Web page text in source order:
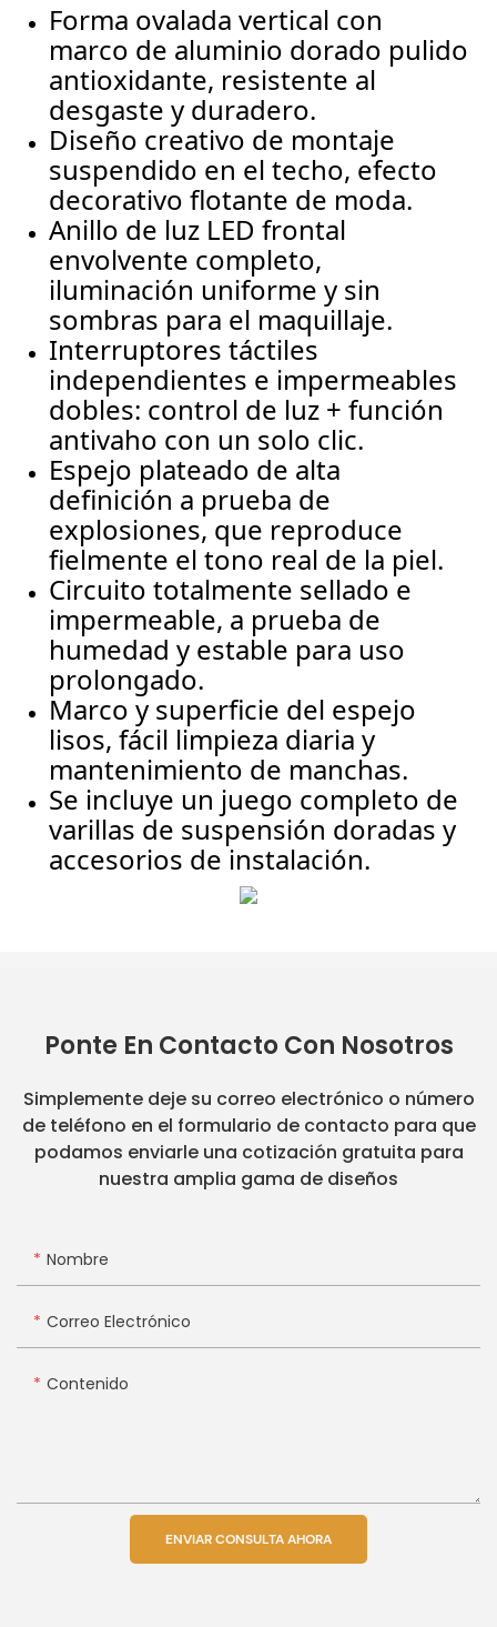
Forma ovalada vertical con
marco de aluminio dorado pulido
antioxidante, resistente al
desgaste y duradero.
Diseño creativo de montaje
suspendido en el techo, efecto
decorativo flotante de moda.
Anillo de luz LED frontal
envolvente completo,
iluminación uniforme y sin
sombras para el maquillaje.
Interruptores táctiles
independientes e impermeables
dobles: control de luz + función
antivaho con un solo clic.
Espejo plateado de alta
definición a prueba de
explosiones, que reproduce
fielmente el tono real de la piel.
Circuito totalmente sellado e
impermeable, a prueba de
humedad y estable para uso
prolongado.
Marco y superficie del espejo
lisos, fácil limpieza diaria y
mantenimiento de manchas.
Se incluye un juego completo de
varillas de suspensión doradas y
accesorios de instalación.
Ponte En Contacto Con Nosotros
Simplemente deje su correo electrónico o número
de teléfono en el formulario de contacto para que
podamos enviarle una cotización gratuita para
nuestra amplia gama de diseños
Nombre
Correo Electrónico
Contenido
ENVIAR CONSULTA AHORA